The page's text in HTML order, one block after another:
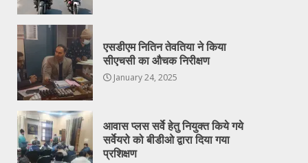
एसडीएम नितिन तेवतिया ने किया
सीएचसी का औचक निरीक्षण
January 24, 2025
आवास प्लस सर्वे हेतु नियुक्त किये गये
सर्वेयरो को बीडीओ द्वारा दिया गया
प्रशिक्षण